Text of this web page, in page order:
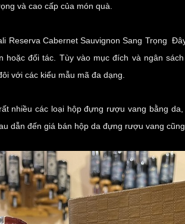
và cao cấp của món quà.
Reserva Cabernet Sauvignon Sang Trọng
hoặc đối tác. Tùy vào mục đích và ngân
với các kiểu mẫu mã đa dạng.
nhiều các loại hộp đựng rượu vang bằng
dẫn đến giá bán hộp da đựng rượu vang